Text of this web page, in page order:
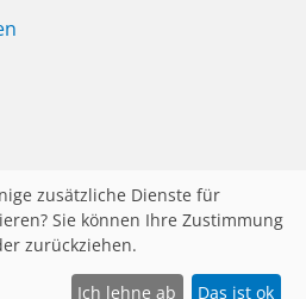
zusätzliche Dienste für
Sie können Ihre Zustimmung
zurückziehen.
Ich lehne ab Das ist ok